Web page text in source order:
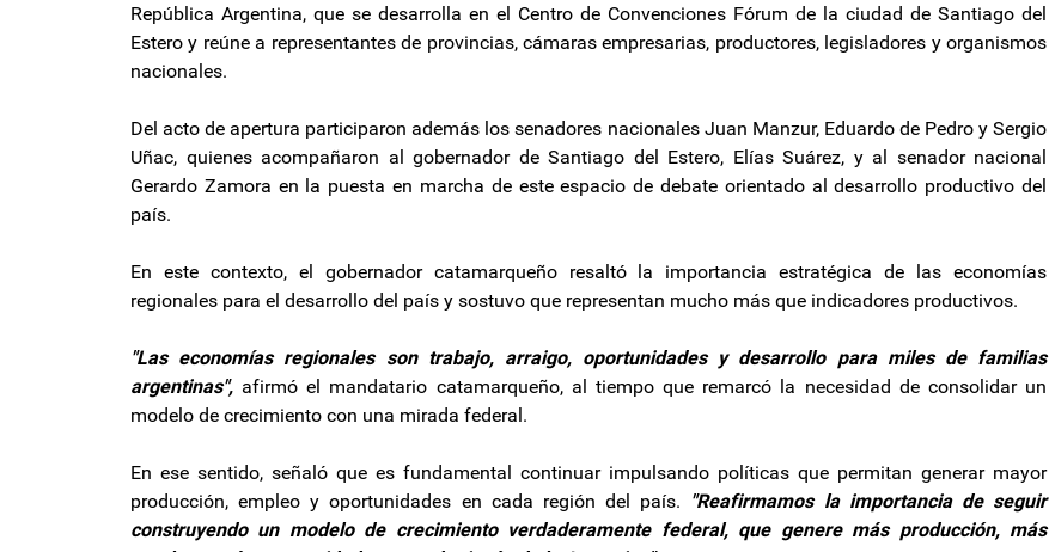
República Argentina, que se desarrolla en el Centro de Convenciones Fórum de la ciudad de Santiago del
Estero y reúne a representantes de provincias, cámaras empresarias, productores, legisladores y organismos
nacionales.
Del acto de apertura participaron además los senadores nacionales Juan Manzur, Eduardo de Pedro y Sergio
Uñac, quienes acompañaron al gobernador de Santiago del Estero, Elías Suárez, y al senador nacional
Gerardo Zamora en la puesta en marcha de este espacio de debate orientado al desarrollo productivo del
país.
En este contexto, el gobernador catamarqueño resaltó la importancia estratégica de las economías
regionales para el desarrollo del país y sostuvo que representan mucho más que indicadores productivos.
"Las economías regionales son trabajo, arraigo, oportunidades y desarrollo para miles de familias
argentinas", afirmó el mandatario catamarqueño, al tiempo que remarcó la necesidad de consolidar un
modelo de crecimiento con una mirada federal.
En ese sentido, señaló que es fundamental continuar impulsando políticas que permitan generar mayor
producción, empleo y oportunidades en cada región del país. "Reafirmamos la importancia de seguir
construyendo un modelo de crecimiento verdaderamente federal, que genere más producción, más